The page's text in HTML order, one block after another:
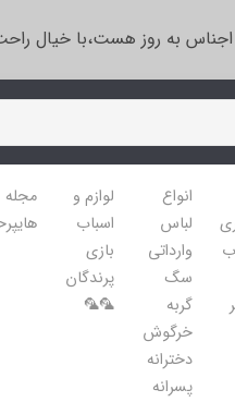
به روز هست،با خیال
انواع
لباس
وارداتی
سگ
گربه
خرگوش
دخترانه
پسرانه
لوازم و
اسباب
بازی
پرندگان
🦜🦜
مجله